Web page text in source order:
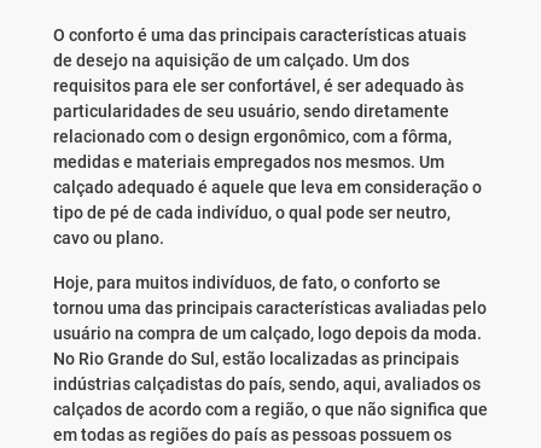
O conforto é uma das principais características atuais
de desejo na aquisição de um calçado. Um dos
requisitos para ele ser confortável, é ser adequado às
particularidades de seu usuário, sendo diretamente
relacionado com o design ergonômico, com a fôrma,
medidas e materiais empregados nos mesmos. Um
calçado adequado é aquele que leva em consideração o
tipo de pé de cada indivíduo, o qual pode ser neutro,
cavo ou plano.
Hoje, para muitos indivíduos, de fato, o conforto se
tornou uma das principais características avaliadas pelo
usuário na compra de um calçado, logo depois da moda.
No Rio Grande do Sul, estão localizadas as principais
indústrias calçadistas do país, sendo, aqui, avaliados os
calçados de acordo com a região, o que não significa que
em todas as regiões do país as pessoas possuem os